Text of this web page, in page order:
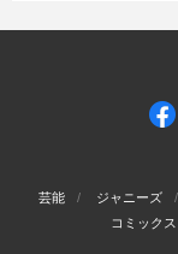
芸能 ジャニーズ
コミックス